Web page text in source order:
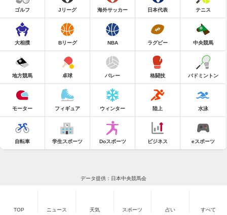
ゴルフ Jリーグ 海外サッカー 日本代表 テニス
大相撲 Bリーグ NBA ラグビー 中央競馬
地方競馬 卓球 バレー 格闘技 バドミントン
モーター フィギュア ウィンター 陸上 水泳
自転車 学生スポーツ Doスポーツ ビジネス eスポーツ
データ提供：日本中央競馬会
TOP ニュース 天気 スポーツ 占い すべて